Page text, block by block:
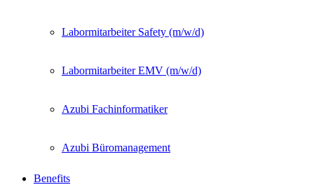
Labormitarbeiter Safety (m/w/d)
Labormitarbeiter EMV (m/w/d)
Azubi Fachinformatiker
Azubi Büromanagement
Benefits